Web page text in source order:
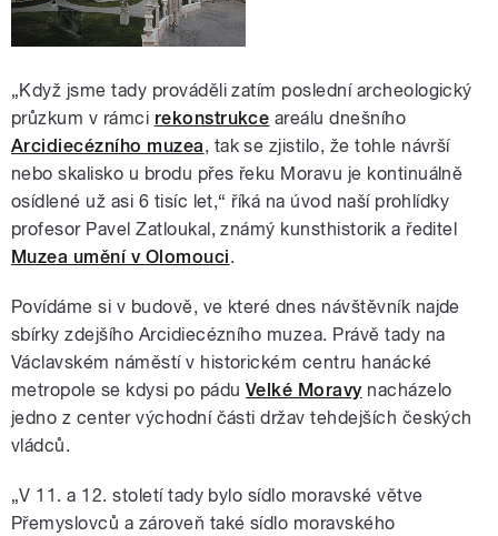
„Když jsme tady prováděli zatím poslední archeologický
průzkum v rámci rekonstrukce areálu dnešního
Arcidiecézního muzea, tak se zjistilo, že tohle návrší
nebo skalisko u brodu přes řeku Moravu je kontinuálně
osídlené už asi 6 tisíc let,“ říká na úvod naší prohlídky
profesor Pavel Zatloukal, známý kunsthistorik a ředitel
Muzea umění v Olomouci.
Povídáme si v budově, ve které dnes návštěvník najde
sbírky zdejšího Arcidiecézního muzea. Právě tady na
Václavském náměstí v historickém centru hanácké
metropole se kdysi po pádu Velké Moravy nacházelo
jedno z center východní části držav tehdejších českých
vládců.
„V 11. a 12. století tady bylo sídlo moravské větve
Přemyslovců a zároveň také sídlo moravského